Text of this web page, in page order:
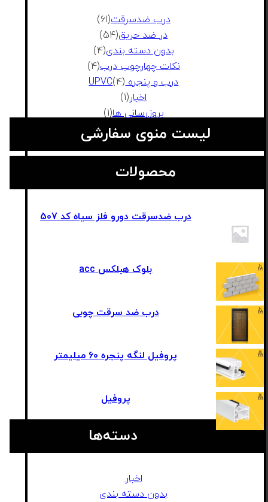
درب ضدسرقت(61)
در ضد حریق(54)
بدون دسته بندی(4)
نکات چهارچوب درب(4)
درب و پنجره UPVC(4)
اخبار(1)
بروزرسانی ها(1)
لیست منوی سفارشی
محصولات
درب ضدسرقت دورو فلز سیاه کد 507
بلوک هبلکس acc
درب ضد سرقت چوبی
پروفیل لنگه پنجره 60 میلیمتر
پروفیل
دسته‌ها
اخبار
بدون دسته بندی